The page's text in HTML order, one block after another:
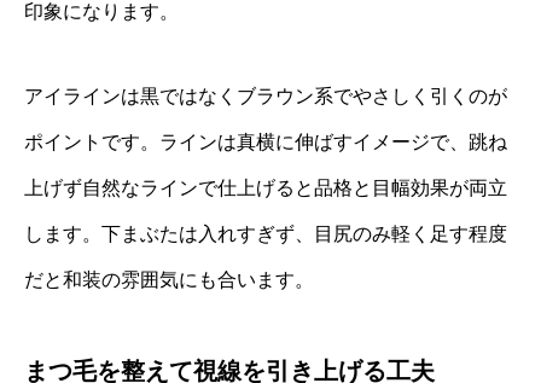
印象になります。
アイラインは黒ではなくブラウン系でやさしく引くのが
ポイントです。ラインは真横に伸ばすイメージで、跳ね
上げず自然なラインで仕上げると品格と目幅効果が両立
します。下まぶたは入れすぎず、目尻のみ軽く足す程度
だと和装の雰囲気にも合います。
まつ毛を整えて視線を引き上げる工夫